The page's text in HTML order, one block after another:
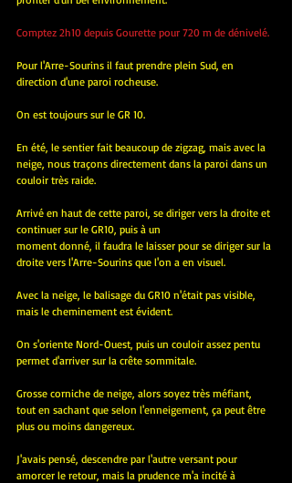
Comptez 2h10 depuis Gourette pour 720 m de dénivelé.
Pour l'Arre-Sourins il faut prendre plein Sud, en
direction d'une paroi rocheuse.
On est toujours sur le GR 10.
En été, le sentier fait beaucoup de zigzag, mais avec la
neige, nous traçons directement dans la paroi dans un
couloir très raide.
Arrivé en haut de cette paroi, se diriger vers la droite et
continuer sur le GR10, puis à un
moment donné, il faudra le laisser pour se diriger sur la
droite vers l'Arre-Sourins que l'on a en visuel.
Avec la neige, le balisage du GR10 n'était pas visible,
mais le cheminement est évident.
On s'oriente Nord-Ouest, puis un couloir assez pentu
permet d'arriver sur la crête sommitale.
Grosse corniche de neige, alors soyez très méfiant,
tout en sachant que selon l'enneigement, ça peut être
plus ou moins dangereux.
J'avais pensé, descendre par l'autre versant pour
amorcer le retour, mais la prudence m'a incité à